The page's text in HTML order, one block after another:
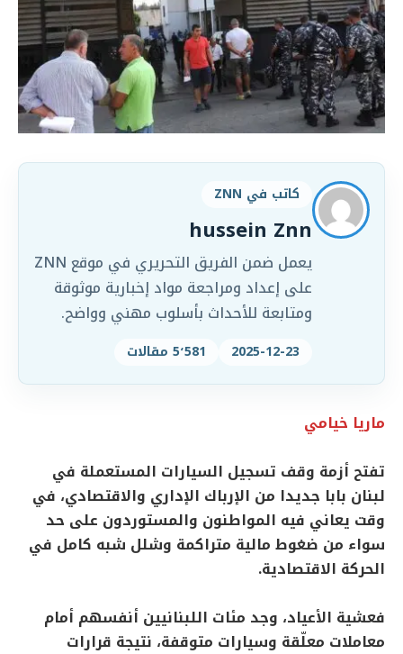
كاتب في ZNN
hussein Znn
يعمل ضمن الفريق التحريري في موقع ZNN
على إعداد ومراجعة مواد إخبارية موثوقة
ومتابعة للأحداث بأسلوب مهني وواضح.
2025-12-23 5٬581 مقالات
ماريا خيامي
تفتح أزمة وقف تسجيل السيارات المستعملة في
لبنان بابا جديدا من الإرباك الإداري والاقتصادي، في
وقت يعاني فيه المواطنون والمستوردون على حد
سواء من ضغوط مالية متراكمة وشلل شبه كامل في
الحركة الاقتصادية.
فعشية الأعياد، وجد مئات اللبنانيين أنفسهم أمام
معاملات معلّقة وسيارات متوقفة، نتيجة قرارات